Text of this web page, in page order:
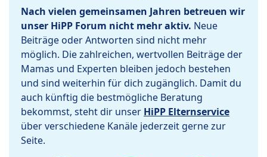
Nach vielen gemeinsamen Jahren betreuen wir
unser HiPP Forum nicht mehr aktiv. Neue
Beiträge oder Antworten sind nicht mehr
möglich. Die zahlreichen, wertvollen Beiträge der
Mamas und Experten bleiben jedoch bestehen
und sind weiterhin für dich zugänglich. Damit du
auch künftig die bestmögliche Beratung
bekommst, steht dir unser HiPP Elternservice
über verschiedene Kanäle jederzeit gerne zur
Seite.